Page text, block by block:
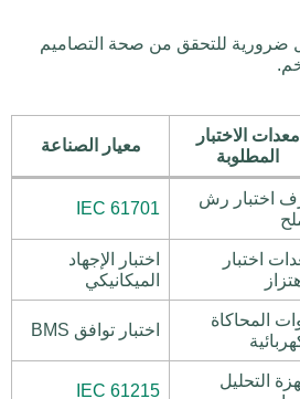
ضرورية للتحقق من صحة التصاميم
معدات الاختبار
المطلوبة
معيار الصناعة
اختبار رش
IEC 61701
اختبار
اختبار الإجهاد
الميكانيكي
المحاكاة
اختبار توافق BMS
التحليل
IEC 61215